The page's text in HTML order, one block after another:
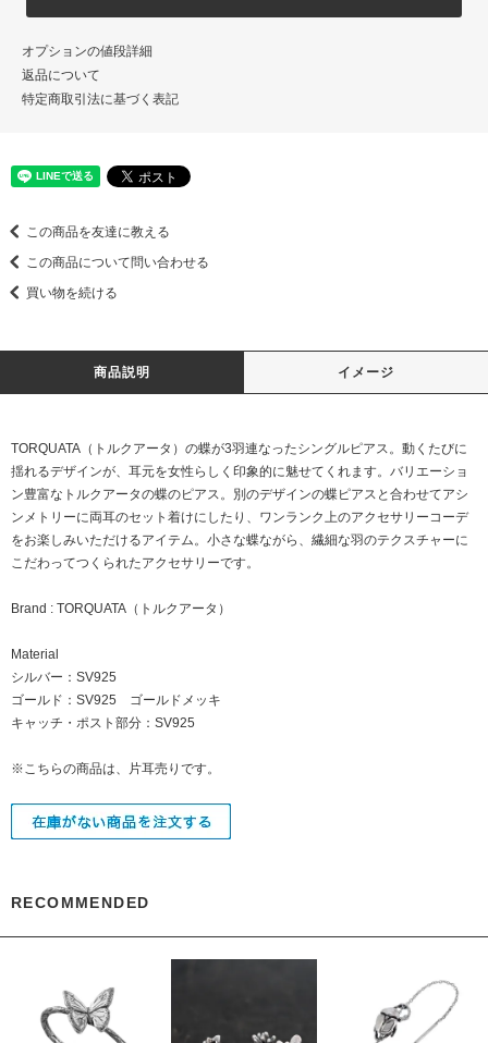
オプションの値段詳細
返品について
特定商取引法に基づく表記
この商品を友達に教える
この商品について問い合わせる
買い物を続ける
商品説明 イメージ
TORQUATA（トルクアータ）の蝶が3羽連なったシングルピアス。動くたびに
揺れるデザインが、耳元を女性らしく印象的に魅せてくれます。バリエーショ
ン豊富なトルクアータの蝶のピアス。別のデザインの蝶ピアスと合わせてアシ
ンメトリーに両耳のセット着けにしたり、ワンランク上のアクセサリーコーデ
をお楽しみいただけるアイテム。小さな蝶ながら、繊細な羽のテクスチャーに
こだわってつくられたアクセサリーです。
Brand : TORQUATA（トルクアータ）
Material
シルバー：SV925
ゴールド：SV925 ゴールドメッキ
キャッチ・ポスト部分：SV925
※こちらの商品は、片耳売りです。
RECOMMENDED